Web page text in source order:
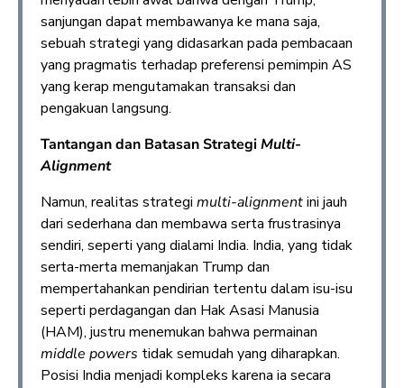
sanjungan dapat membawanya ke mana saja,
sebuah strategi yang didasarkan pada pembacaan
yang pragmatis terhadap preferensi pemimpin AS
yang kerap mengutamakan transaksi dan
pengakuan langsung.
Tantangan dan Batasan StrategiMulti-
Alignment
Namun, realitas strategi multi-alignmentini jauh
dari sederhana dan membawa serta frustrasinya
sendiri, seperti yang dialami India. India, yang tidak
serta-merta memanjakan Trump dan
mempertahankan pendirian tertentu dalam isu-isu
seperti perdagangan dan Hak Asasi Manusia
(HAM), justru menemukan bahwa permainan
middle powers tidak semudah yang diharapkan.
Posisi India menjadi kompleks karena ia secara